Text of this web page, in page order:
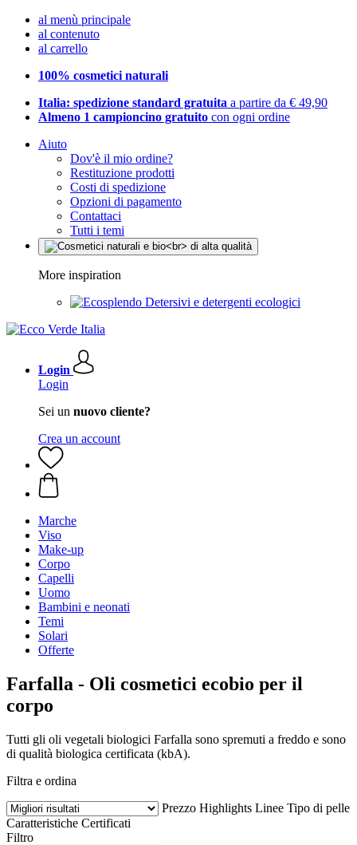
al menù principale
al contenuto
al carrello
100% cosmetici naturali
Italia: spedizione standard gratuita a partire da € 49,90
Almeno 1 campioncino gratuito con ogni ordine
Aiuto
Dov'è il mio ordine?
Restituzione prodotti
Costi di spedizione
Opzioni di pagamento
Contattaci
Tutti i temi
More inspiration
Detersivi e detergenti ecologici
Login
Login
Sei un nuovo cliente?
Crea un account
Marche
Viso
Make-up
Corpo
Capelli
Uomo
Bambini e neonati
Temi
Solari
Offerte
Farfalla - Oli cosmetici ecobio per il
corpo
Tutti gli oli vegetali biologici Farfalla sono spremuti a freddo e sono
di qualità biologica certificata (kbA).
Filtra e ordina
Prezzo Highlights Linee Tipo di pelle
Caratteristiche Certificati
Filtro